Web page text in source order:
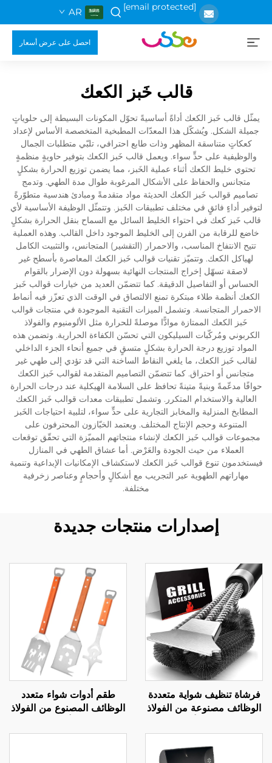
[email protected]
AR
احصل على عرض أسعار
قالب خَبز الكعك
يمثّل قالب خَبز الكعك أداةً أساسيةً تحوّل المكونات البسيطة إلى حلوياتٍ
جميلة الشكل. ويُشكّل هذا المعدّات المطبخية المتخصصة الأساس لإعداد
كعكاتٍ متناسقة المظهر وذات طابع احترافي، تلبّي متطلبات الجمال
والوظيفية على حدٍّ سواء. ويعمل قالب خَبز الكعك بتوفير حاويةٍ منظمةٍ
تحتوي خليط الكعك أثناء عملية الخَبز، مما يضمن توزيع الحرارة بشكلٍ
متجانس والحفاظ على الأشكال المرغوبة طوال مدة الطهي. وتدمج
تصاميم قوالب خَبز الكعك الحديثة مواد متقدمةً ومبادئ هندسية متطوّرةً
لتوفير أداءٍ فائقٍ في مختلف تطبيقات الخَبز. وتتمثّل الوظيفة الأساسية لأي
قالب خَبز كعك في احتواء الخليط السائل مع السماح بنقل الحرارة بشكلٍ
خاضع للرقابة من الفرن إلى الخليط الموجود داخل القالب. وهذه العملية
تتيح الانتفاخ المناسب، والاحمرار (التقشير) المتجانس، والتثبيت الكامل
لهياكل الكعك. وتتميّز تقنيات قوالب خَبز الكعك المعاصرة بأسطح غير
لاصقة تسهّل إخراج المنتجات النهائية بسهولة دون الإضرار بالقوام
الحساس أو التفاصيل الدقيقة. كما تتضمّن العديد من خيارات قوالب خَبز
الكعك أنظمة طلاء مبتكرة تمنع الالتصاق في الوقت الذي تعزّز فيه أنماط
الاحمرار المتجانسة. وتشمل الميزات التقنية الموجودة في منتجات قوالب
خَبز الكعك الممتازة موادًّا موصلةً للحرارة مثل الألومنيوم والفولاذ
الكربوني ومُركّبات السيليكون التي تحسّن الكفاءة الحرارية. وتضمن هذه
المواد توزيع درجة الحرارة بشكلٍ متسقٍ في جميع أنحاء الجزء الداخلي
لقالب خَبز الكعك، ما يلغي النقاط الساخنة التي قد تؤدي إلى طهي غير
متجانس أو احتراق. كما تتضمّن التصاميم المتقدمة لقوالب خَبز الكعك
حوافًا مدعّمةً وبنيةً متينةً تحافظ على السلامة الهيكلية عند درجات الحرارة
العالية والاستخدام المتكرر. وتشمل تطبيقات معدات قوالب خَبز الكعك
المطابخ المنزلية والمخابز التجارية على حدٍّ سواء، لتلبية احتياجات الخَبز
المتنوعة وحجم الإنتاج المختلف. ويعتمد الخبّازون المحترفون على
مجموعات قوالب خَبز الكعك لإنشاء منتجاتهم المميّزة التي تحقّق توقعات
العملاء من حيث الجودة والعَرْض. أما عشاق الطهي في المنازل
فيستخدمون تنوع قوالب خَبز الكعك لاستكشاف الإمكانيات الإبداعية وتنمية
مهاراتهم الطهوية عبر التجريب مع أشكالٍ وأحجامٍ وعناصر زخرفية
مختلفة.
إصدارات منتجات جديدة
فرشاة تنظيف شواية متعددة
الوظائف مصنوعة من الفولاذ
بلاستيكي، قابلة لإعادة
الاستخدام ومتينة، وأداة
طقم أدوات شواء متعدد
الوظائف المصنوع من الفولاذ
وملعقة شواء للهواء الطلق